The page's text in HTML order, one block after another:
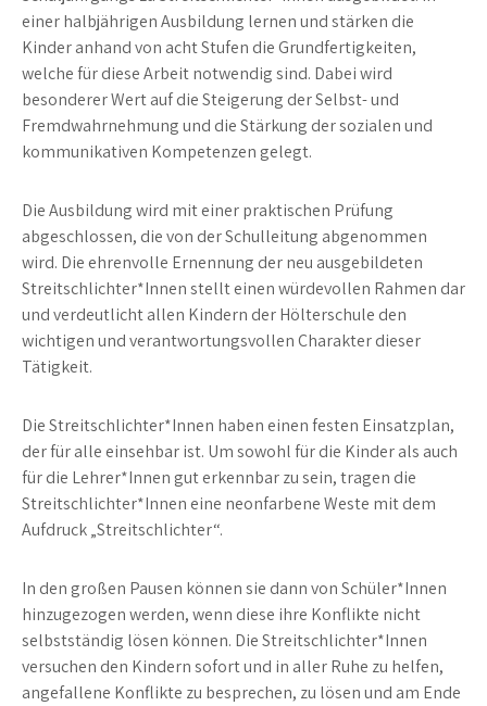
einer halbjährigen Ausbildung lernen und stärken die
Kinder anhand von acht Stufen die Grundfertigkeiten,
welche für diese Arbeit notwendig sind. Dabei wird
besonderer Wert auf die Steigerung der Selbst- und
Fremdwahrnehmung und die Stärkung der sozialen und
kommunikativen Kompetenzen gelegt.
Die Ausbildung wird mit einer praktischen Prüfung
abgeschlossen, die von der Schulleitung abgenommen
wird. Die ehrenvolle Ernennung der neu ausgebildeten
Streitschlichter*Innen stellt einen würdevollen Rahmen dar
und verdeutlicht allen Kindern der Hölterschule den
wichtigen und verantwortungsvollen Charakter dieser
Tätigkeit.
Die Streitschlichter*Innen haben einen festen Einsatzplan,
der für alle einsehbar ist. Um sowohl für die Kinder als auch
für die Lehrer*Innen gut erkennbar zu sein, tragen die
Streitschlichter*Innen eine neonfarbene Weste mit dem
Aufdruck „Streitschlichter“.
In den großen Pausen können sie dann von Schüler*Innen
hinzugezogen werden, wenn diese ihre Konflikte nicht
selbstständig lösen können. Die Streitschlichter*Innen
versuchen den Kindern sofort und in aller Ruhe zu helfen,
angefallene Konflikte zu besprechen, zu lösen und am Ende